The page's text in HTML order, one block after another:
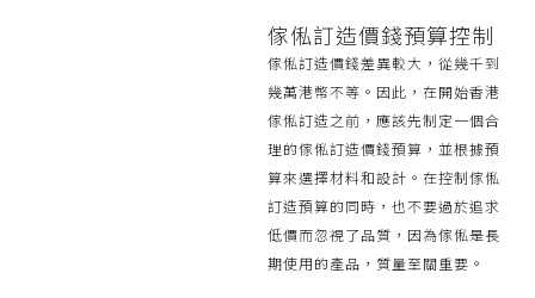
傢俬訂造價錢預算控制
傢俬訂造價錢差異較大，從幾千到
幾萬港幣不等。因此，在開始香港
傢俬訂造之前，應該先制定一個合
理的傢俬訂造價錢預算，並根據預
算來選擇材料和設計。在控制傢俬
訂造預算的同時，也不要過於追求
低價而忽視了品質，因為傢俬是長
期使用的產品，質量至關重要。